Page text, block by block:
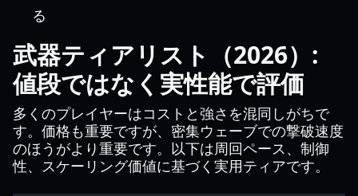
る
武器ティアリスト（2026）:
値段ではなく実性能で評価
多くのプレイヤーはコストと強さを混同しがちで
す。価格も重要ですが、密集ウェーブでの撃破速度
のほうがより重要です。以下は周回ペース、制御
性、スケーリング価値に基づく実用ティアです。